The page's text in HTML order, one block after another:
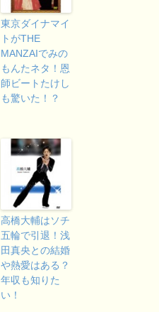
東京ダイナマイ
トがTHE
MANZAIでみの
もんたネタ！恩
師ビートたけし
も驚いた！？
高橋大輔はソチ
五輪で引退！浅
田真央との結婚
や熱愛はある？
年収も知りた
い！